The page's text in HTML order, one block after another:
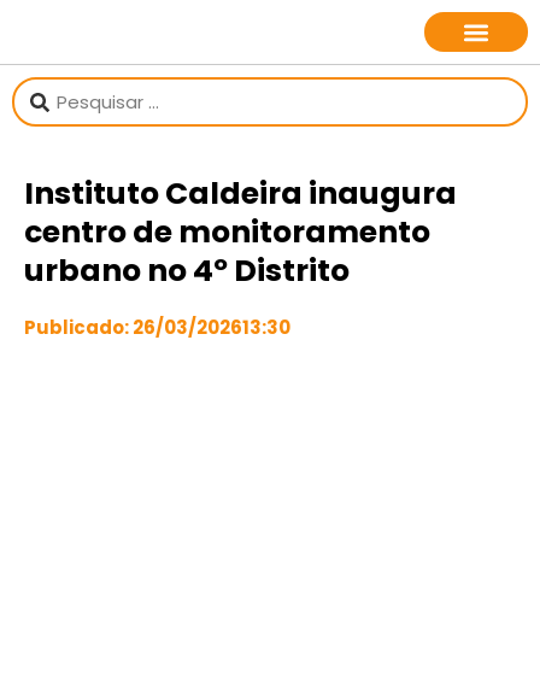
Instituto Caldeira inaugura
centro de monitoramento
urbano no 4º Distrito
Publicado:26/03/202613:30